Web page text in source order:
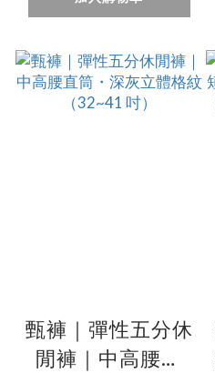
甄褲｜彈性五分休
閒褲｜中高腰直